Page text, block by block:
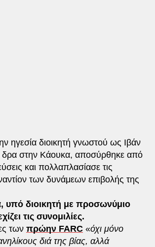
ηγεσία διοικητή γνωστού ως Ιβάν
στην Κάουκα, αποσύρθηκε από
και πολλαπλασίασε τις
των δυνάμεων επιβολής της
υπό διοικητή με προσωνύμιο
τις συνομιλίες.
των πρώην FARC«όχι μόνο
διά της βίας, αλλά